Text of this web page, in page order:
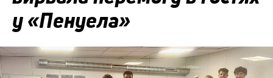
у «Пенуела»